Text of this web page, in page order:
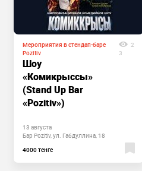
Мероприятия в стендап-баре
Pozitiv
2
3
Шоу
«Комикрыссы»
(Stand Up Bar
«Pozitiv»)
13 августа
Бар Pozitiv, ул. Габдуллина, 18
4000 тенге